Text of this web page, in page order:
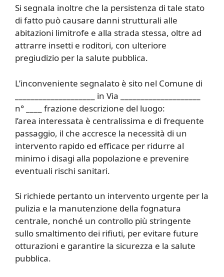
Si segnala inoltre che la persistenza di tale stato
di fatto può causare danni strutturali alle
abitazioni limitrofe e alla strada stessa, oltre ad
attrarre insetti e roditori, con ulteriore
pregiudizio per la salute pubblica.
L’inconveniente segnalato è sito nel Comune di
____________________ in Via ____________________
n° ____ frazione descrizione del luogo:
l’area interessata è centralissima e di frequente
passaggio, il che accresce la necessità di un
intervento rapido ed efficace per ridurre al
minimo i disagi alla popolazione e prevenire
eventuali rischi sanitari.
Si richiede pertanto un intervento urgente per la
pulizia e la manutenzione della fognatura
centrale, nonché un controllo più stringente
sullo smaltimento dei rifiuti, per evitare future
otturazioni e garantire la sicurezza e la salute
pubblica.